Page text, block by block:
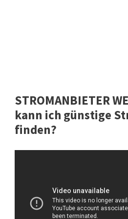
STROMANBIETER
kann ich günstige
finden?